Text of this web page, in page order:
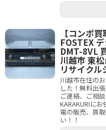
【コンポ
FOSTEX
DMT-8VL
川越市 東
リサイクル
川越市在住の
した！無料出
ご連絡、ご相
KARAKURIに
電の販売、買
い！！